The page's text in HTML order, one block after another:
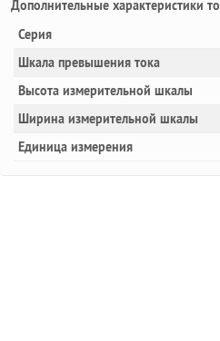
Дополнительные характеристики
Серия
Шкала превышения тока
Высота измерительной шкалы
Ширина измерительной шкалы
Единица измерения